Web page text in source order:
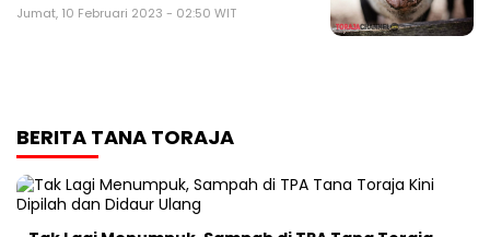
Jumat, 10 Februari 2023 - 02:50 WIT
BERITA TANA TORAJA